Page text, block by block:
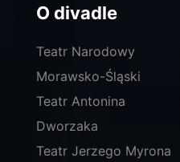
O divadle
Teatr Narodowy
Morawsko-Śląski
Teatr Antonina
Dworzaka
Teatr Jerzego Myrona